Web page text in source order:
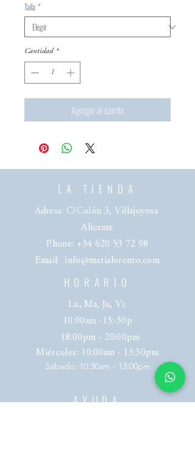
Talla *
Cantidad *
Agregar al carrito
LA TIENDA
Adress: C/Colón 3, Villajoyosa
Alicante
Phone: +34 620 53 72 98
Email: info@marialorenzo.com
HORARIO
Lu, Ma, Ju, Vi:
10:00am -13:·30p
18:00pm - 20:00pm
Miércoles: 10:00am - 13:30pm
​​Sábado: 10:30am - 13:00pm
AYUDA